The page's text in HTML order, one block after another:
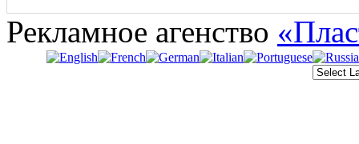
Рекламное агенство